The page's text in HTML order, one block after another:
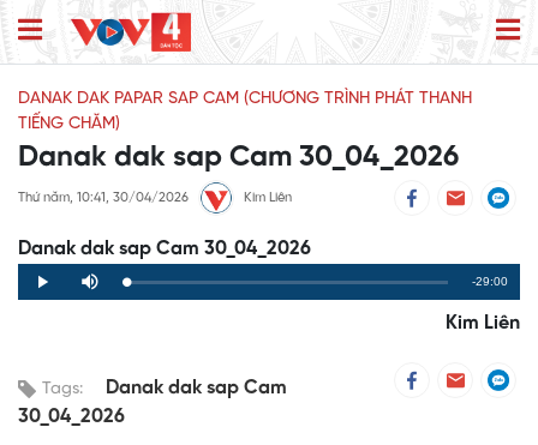
DANAK DAK PAPAR SAP CAM (CHƯƠNG TRÌNH PHÁT THANH
TIẾNG CHĂM)
Danak dak sap Cam 30_04_2026
Thứ năm, 10:41, 30/04/2026 Kim Liên
Danak dak sap Cam 30_04_2026
Play Mute Loaded:
0%
Progress:
0%
Remaining
Time
-29:00
Kim Liên
Tags:
Danak dak sap Cam
30_04_2026